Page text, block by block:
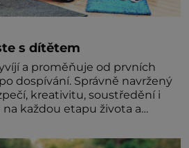
s dítětem
a proměňuje od prvních
dospívání. Správně navržený
kreativitu, soustředění i
každou etapu života a
a bezpečí, proto by pokoj